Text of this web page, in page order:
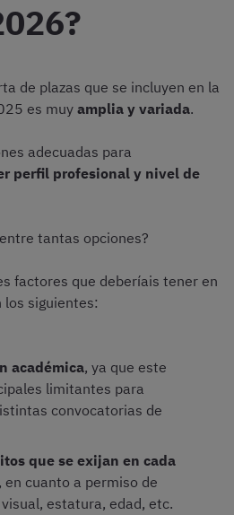
de plazas que se incluyen en la
es muy amplia y variada.
adecuadas para
perfil profesional y nivel de
tantas opciones?
factores que deberíais tener en
los siguientes:
académica, ya que este
limitantes para
convocatorias de
que se exijan en cada
en cuanto a permiso de
estatura, edad, etc.